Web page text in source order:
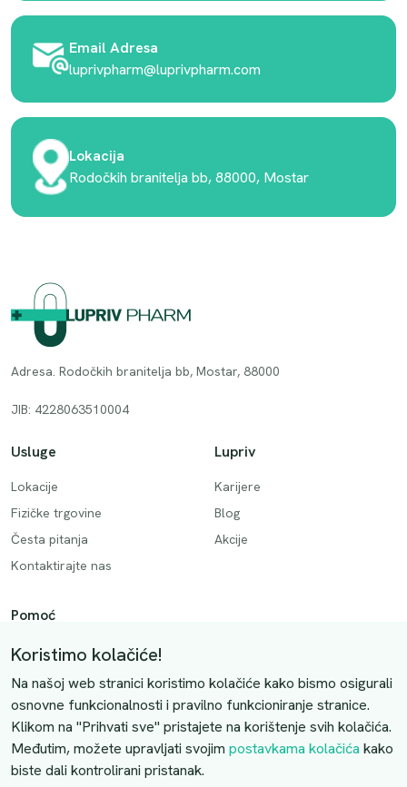
Email Adresa
luprivpharm@luprivpharm.com
Lokacija
Rodočkih branitelja bb, 88000, Mostar
Adresa. Rodočkih branitelja bb, Mostar, 88000
JIB: 4228063510004
Usluge
Lokacije
Fizičke trgovine
Česta pitanja
Kontaktirajte nas
Lupriv
Karijere
Blog
Akcije
Pomoć
Način plaćanja
Dostava
Povrati i otkazivanje
Uslovi kupovine
Kontaktirajte nas
Koristimo kolačiće!
Na našoj web stranici koristimo kolačiće kako bismo osigurali
osnovne funkcionalnosti i pravilno funkcioniranje stranice.
Klikom na "Prihvati sve" pristajete na korištenje svih kolačića.
Međutim, možete upravljati svojim postavkama kolačića kako
biste dali kontrolirani pristanak.